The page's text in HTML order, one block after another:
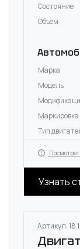
Состояние
Объём
Марка
Модель
Маркировка
Тип
Узнать
Артикул: 18